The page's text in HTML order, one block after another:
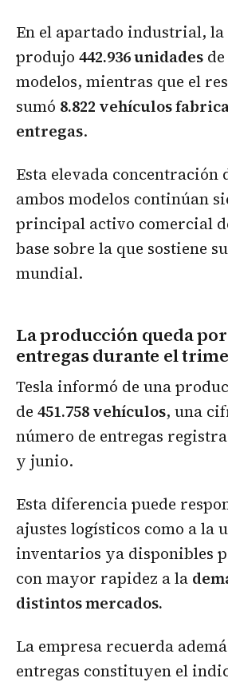
En el apartado industrial, la
produjo 442.936 unidades
modelos, mientras que el
sumó 8.822 vehículos
entregas.
Esta elevada concentración
ambos modelos continúan
principal activo comercial
base sobre la que sostiene
mundial.
La producción queda
entregas durante el
Tesla informó de una
de 451.758 vehículos, una
número de entregas
y junio.
Esta diferencia puede
ajustes logísticos como a la
inventarios ya disponibles
con mayor rapidez a la
distintos mercados.
La empresa recuerda
entregas constituyen el